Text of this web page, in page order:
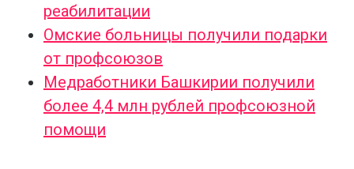
реабилитации
Омские больницы получили подарки
от профсоюзов
Медработники Башкирии получили
более 4,4 млн рублей профсоюзной
помощи